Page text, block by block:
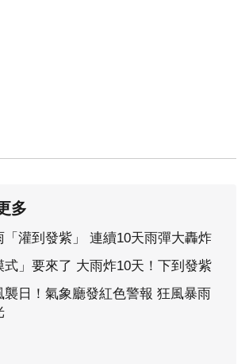
多
「灌到發紫」 連續10天雨彈大轟炸
式」要來了 大雨炸10天！下到發紫
襲日！氣象廳發紅色警報 狂風暴雨